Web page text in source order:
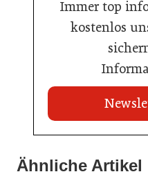
Immer top
kostenlos
Ähnliche Artikel
Travel Start-up Night